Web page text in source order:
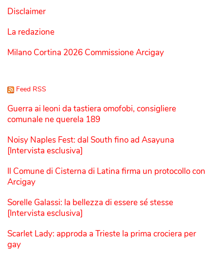
Disclaimer
La redazione
Milano Cortina 2026 Commissione Arcigay
Feed RSS
Guerra ai leoni da tastiera omofobi, consigliere
comunale ne querela 189
Noisy Naples Fest: dal South fino ad Asayuna
[Intervista esclusiva]
Il Comune di Cisterna di Latina firma un protocollo con
Arcigay
Sorelle Galassi: la bellezza di essere sé stesse
[Intervista esclusiva]
Scarlet Lady: approda a Trieste la prima crociera per
gay